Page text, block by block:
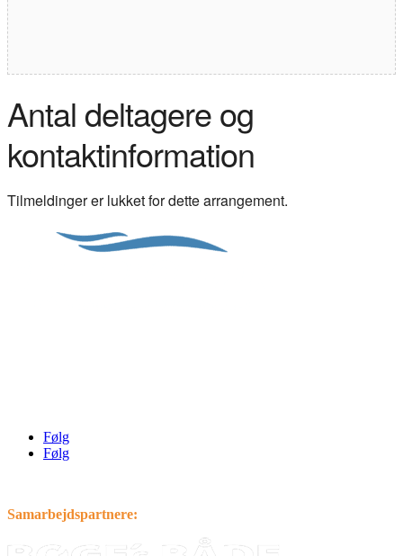
Antal deltagere og
kontaktinformation
Tilmeldinger er lukket for dette arrangement.
Følg
Følg
Samarbejdspartnere: